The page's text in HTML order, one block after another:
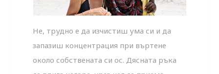
Не, трудно е да изчистиш ума си и да
запазиш концентрация при въртене
около собствената си ос. Дясната ръка